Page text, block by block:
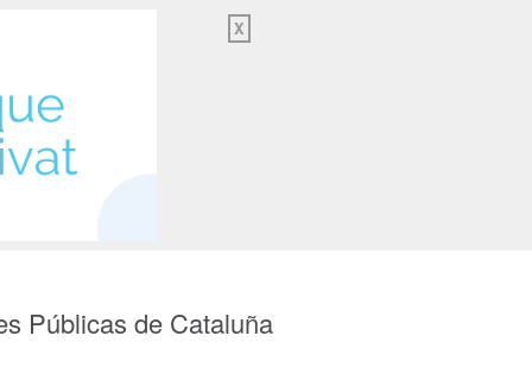
X
Públicas de Cataluña